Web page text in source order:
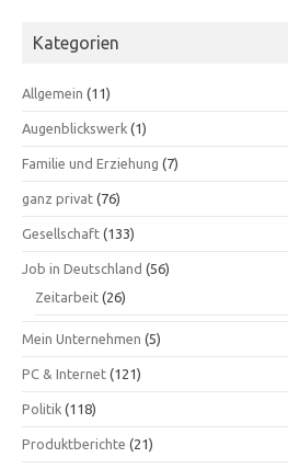
Kategorien
Allgemein (11)
Augenblickswerk (1)
Familie und Erziehung (7)
ganz privat (76)
Gesellschaft (133)
Job in Deutschland (56)
Zeitarbeit (26)
Mein Unternehmen (5)
PC & Internet (121)
Politik (118)
Produktberichte (21)